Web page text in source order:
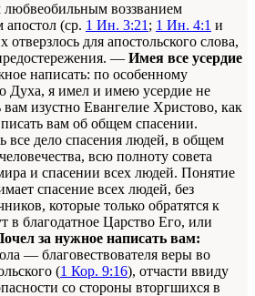
любвеобильным воззванием
апостол (ср. 1 Ин. 3:21 ; 1 Ин. 4:1 и
для апостольского слова,
— Имея все усердие
написать: по особенному
Духа, я имел и имею усердие не
вам изустно Евангелие Христово, как
вам об общем спасении.
все дело спасения людей, в общем
всю полноту совета
и спасении всех людей. Понятие
спасение всех людей, без
которые только обратятся к
в благодатное Царство Его, или
за нужное написать вам:
— благовествователя веры во
(1 Кор. 9:16), отчасти ввиду
со стороны вторгшихся в